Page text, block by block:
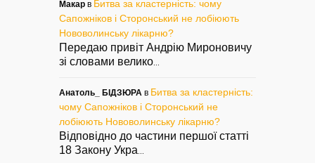
Макар в Битва за кластерність: чому
Сапожніков і Сторонський не лобіюють
Нововолинську лікарню?
Передаю привіт Андрію Мироновичу
зі словами велико
Анатоль_ БІДЗЮРА в Битва за кластерність:
чому Сапожніков і Сторонський не
лобіюють Нововолинську лікарню?
Відповідно до частини першої статті
18 Закону Укра